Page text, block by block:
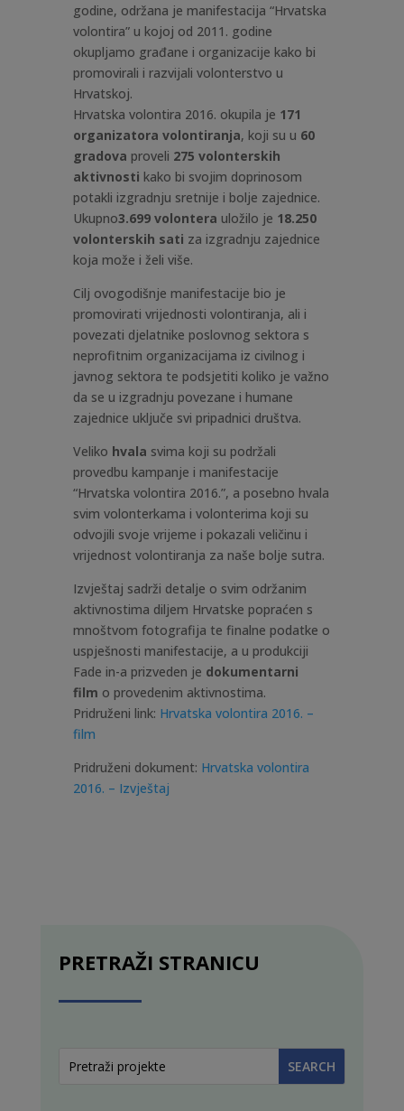
godine, održana je manifestacija “Hrvatska
volontira” u kojoj od 2011. godine
okupljamo građane i organizacije kako bi
promovirali i razvijali volonterstvo u
Hrvatskoj.
Hrvatska volontira 2016. okupila je 171
organizatora volontiranja, koji su u 60
gradova proveli 275 volonterskih
aktivnosti kako bi svojim doprinosom
potakli izgradnju sretnije i bolje zajednice.
Ukupno3.699 volontera uložilo je 18.250
volonterskih sati za izgradnju zajednice
koja može i želi više.
Cilj ovogodišnje manifestacije bio je
promovirati vrijednosti volontiranja, ali i
povezati djelatnike poslovnog sektora s
neprofitnim organizacijama iz civilnog i
javnog sektora te podsjetiti koliko je važno
da se u izgradnju povezane i humane
zajednice uključe svi pripadnici društva.
Veliko hvala svima koji su podržali
provedbu kampanje i manifestacije
“Hrvatska volontira 2016.”, a posebno hvala
svim volonterkama i volonterima koji su
odvojili svoje vrijeme i pokazali veličinu i
vrijednost volontiranja za naše bolje sutra.
Izvještaj sadrži detalje o svim održanim
aktivnostima diljem Hrvatske popraćen s
mnoštvom fotografija te finalne podatke o
uspješnosti manifestacije, a u produkciji
Fade in-a prizveden je dokumentarni
film o provedenim aktivnostima.
Pridruženi link: Hrvatska volontira 2016. –
film
Pridruženi dokument: Hrvatska volontira
2016. – Izvještaj
PRETRAŽI STRANICU